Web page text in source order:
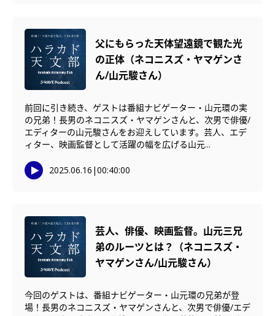
父にもらった天体望遠鏡で観た光
の正体（ネコニスズ・ヤマゲンさ
ん/山元駿さん）
前回に引き続き、ゲストは番組ナビゲーター・山元環の実
の兄弟！長男のネコニスズ・ヤマゲンさんと、次男で俳優/
エディターの山元駿さんをお迎えしています。芸人、エデ
ィター、映画監督として活躍の幅を広げる山元...
2025.06.16 |00:40:00
芸人、俳優、映画監督。山元三兄
弟のルーツとは？（ネコニスズ・
ヤマゲンさん/山元駿さん）
今回のゲストは、番組ナビゲーター・山元環の兄弟が登
場！長男のネコニスズ・ヤマゲンさんと、次男で俳優/エデ